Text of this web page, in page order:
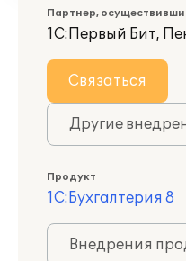
Партнер,
1С:Первый Бит,
Связаться
Другие
Продукт
1С:Бухгалтерия 8
Внедрения